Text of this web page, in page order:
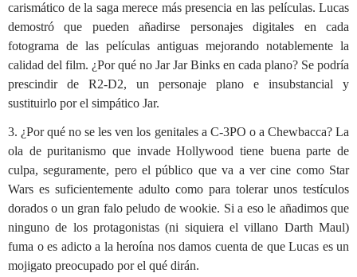
carismático de la saga merece más presencia en las películas. Lucas
demostró que pueden añadirse personajes digitales en cada
fotograma de las películas antiguas mejorando notablemente la
calidad del film. ¿Por qué no Jar Jar Binks en cada plano? Se podría
prescindir de R2-D2, un personaje plano e insubstancial y
sustituirlo por el simpático Jar.
3. ¿Por qué no se les ven los genitales a C-3PO o a Chewbacca? La
ola de puritanismo que invade Hollywood tiene buena parte de
culpa, seguramente, pero el público que va a ver cine como Star
Wars es suficientemente adulto como para tolerar unos testículos
dorados o un gran falo peludo de wookie. Si a eso le añadimos que
ninguno de los protagonistas (ni siquiera el villano Darth Maul)
fuma o es adicto a la heroína nos damos cuenta de que Lucas es un
mojigato preocupado por el qué dirán.